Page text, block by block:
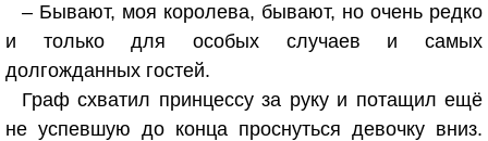
– Бывают, моя королева, бывают, но очень редко
и только для особых случаев и самых
долгожданных гостей.
Граф схватил принцессу за руку и потащил ещё
не успевшую до конца проснуться девочку вниз.